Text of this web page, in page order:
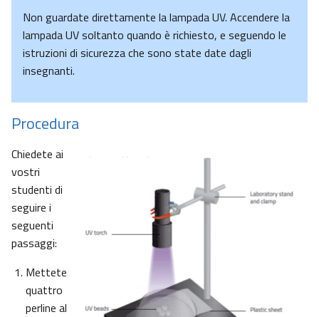
Non guardate direttamente la lampada UV. Accendere la
lampada UV soltanto quando è richiesto, e seguendo le
istruzioni di sicurezza che sono state date dagli
insegnanti.
Procedura
Chiedete ai
vostri
studenti di
seguire i
seguenti
passaggi:
Mettete
quattro
perline al